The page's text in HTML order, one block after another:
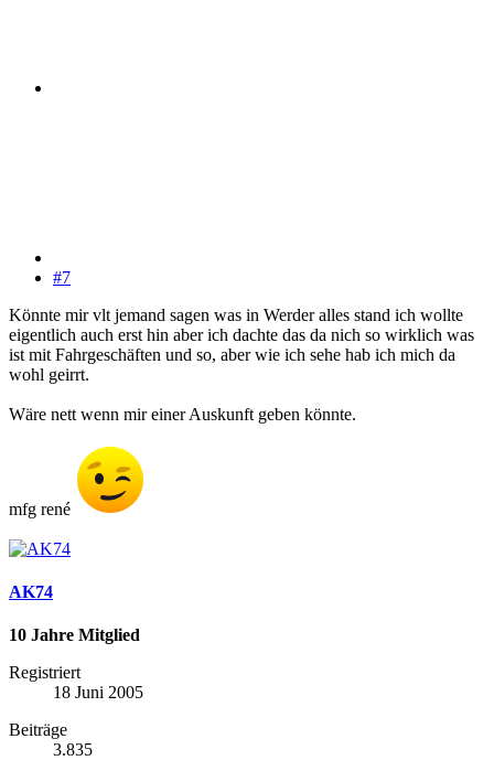
#7
Könnte mir vlt jemand sagen was in Werder alles stand ich wollte
eigentlich auch erst hin aber ich dachte das da nich so wirklich was
ist mit Fahrgeschäften und so, aber wie ich sehe hab ich mich da
wohl geirrt.
Wäre nett wenn mir einer Auskunft geben könnte.
mfg rené
AK74
10 Jahre Mitglied
Registriert
18 Juni 2005
Beiträge
3.835